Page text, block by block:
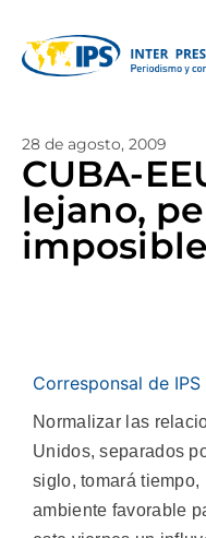
28 de agosto, 2009
CUBA-
lejano,
imposible
Corresponsal de IPS
Normalizar las
Unidos, separados
siglo, tomará
ambiente favorable